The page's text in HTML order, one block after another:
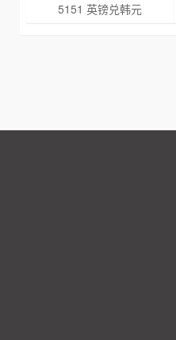
5151 英镑兑韩元